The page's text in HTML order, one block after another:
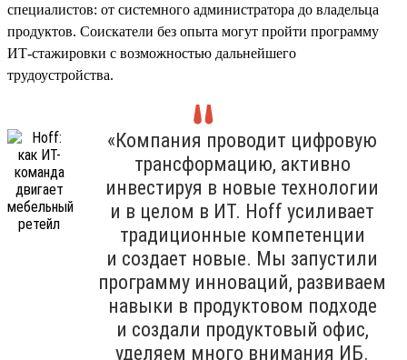
специалистов: от системного администратора до владельца
продуктов. Соискатели без опыта могут пройти программу
ИТ-стажировки с возможностью дальнейшего
трудоустройства.
«Компания проводит цифровую
трансформацию, активно
инвестируя в новые технологии
и в целом в ИТ. Hoff усиливает
традиционные компетенции
и создает новые. Мы запустили
программу инноваций, развиваем
навыки в продуктовом подходе
и создали продуктовый офис,
уделяем много внимания ИБ.